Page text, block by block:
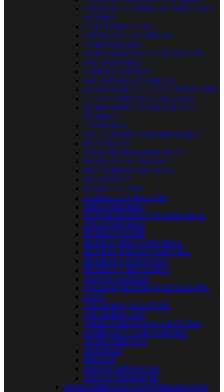
ATORNILLADORES DE IMPACTO A
BATERIA
CALADORAS 220V
CEPILLOS ELECTRICOS
COMPRESORES
CORTABORDES Y CORTASETOS
DECAPADORES
ESMERILADORAS
FRESADORAS Y FRESAS
GRAPADORAS / CLAVADORAS 220V
LLAVES IMPACTO A BATERIA
HERRAMIENTAS DE JARDIN A
BATERIA
LIJADORAS
INFLADORES / COMPRESORES
MARTILLOS
PACK DE HERRAMIENTAS
PISTOLAS DE PINTAR
MULTI-HERRAMIENTAS
PULIDORAS
RADIALES 220V
RADIALES A BATERIA
REMOVEDORES
RANURADORAS Y ROZADORAS
TRONZADORAS
SIERRAS SABLE
SIERRAS INGLETADORAS
SIERRAS PODAR A BATERIA
SIERRAS Y SEGUETAS
SIERRAS CIRCULARES
DISCOS MADERA
SOLDADORES DE TUBERIAS PPR
LIJAS
TALADROS A BATERÍA
TALADROS 220V
TIJERAS DE PODAR A BATERIA
BATERIAS Y CARGADORES
HERRAMIENTAS
CINCELES
BROCAS
DISCOS ABRASIVOS
DISCOS DIAMANTE
HERRAMIENTAS Y MOTORIZADOS DE